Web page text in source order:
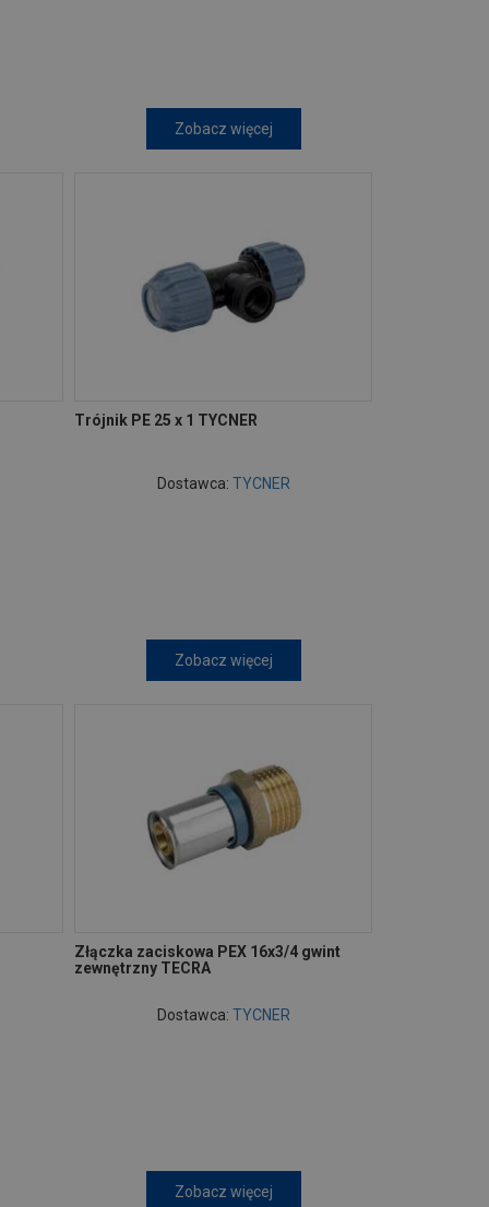
Zobacz więcej
Trójnik PE 25 x 1 TYCNER
Dostawca: TYCNER
Zobacz więcej
Złączka zaciskowa PEX 16x3/4 gwint
zewnętrzny TECRA
Dostawca: TYCNER
Zobacz więcej